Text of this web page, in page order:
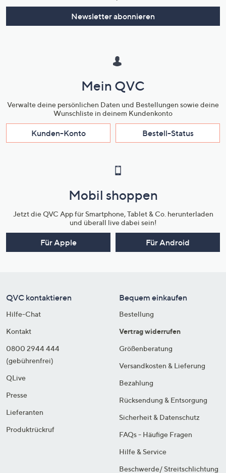
Newsletter abonnieren
Mein QVC
Verwalte deine persönlichen Daten und Bestellungen sowie deine
Wunschliste in deinem Kundenkonto
Kunden-Konto Bestell-Status
Mobil shoppen
Jetzt die QVC App für Smartphone, Tablet & Co. herunterladen
und überall live dabei sein!
Für Apple Für Android
QVC kontaktieren
Hilfe-Chat
Kontakt
0800 2944 444
(gebührenfrei)
QLive
Presse
Lieferanten
Produktrückruf
Bequem einkaufen
Bestellung
Vertrag widerrufen
Größenberatung
Versandkosten & Lieferung
Bezahlung
Rücksendung & Entsorgung
Sicherheit & Datenschutz
FAQs - Häufige Fragen
Hilfe & Service
Beschwerde/ Streitschlichtung